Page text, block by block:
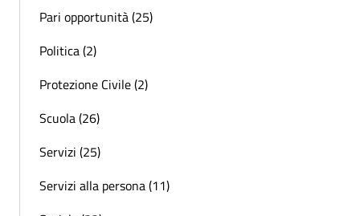
Pari opportunità (25)
Politica (2)
Protezione Civile (2)
Scuola (26)
Servizi (25)
Servizi alla persona (11)